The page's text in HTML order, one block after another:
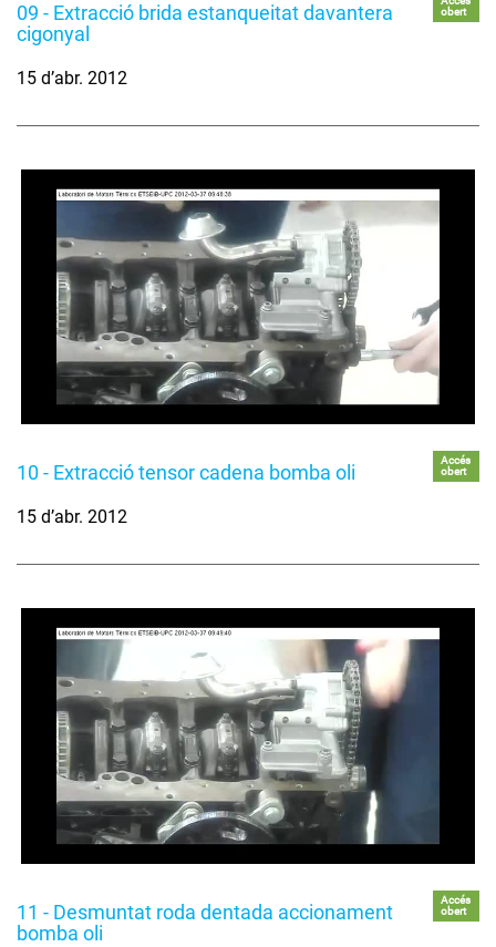
09 - Extracció brida estanqueitat davantera
cigonyal
obert
15 d’abr. 2012
10 - Extracció tensor cadena bomba oli
Accés
obert
15 d’abr. 2012
11 - Desmuntat roda dentada accionament
bomba oli
Accés
obert